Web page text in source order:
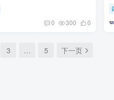
0 300 0
3 … 5 下一页